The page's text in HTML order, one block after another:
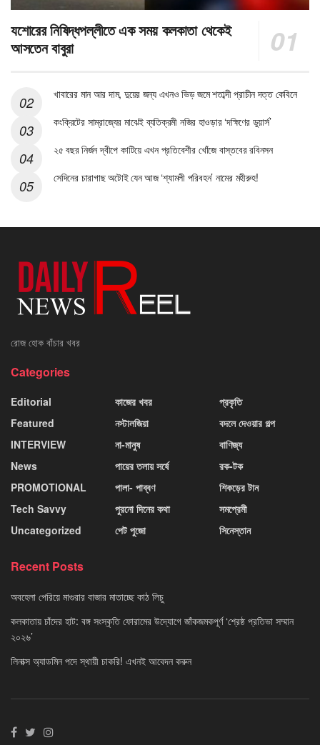
যশোরের নিষিদ্ধপল্লীতে এক সময় কলকাতা থেকেই
আসতেন বাবুরা
খাবারের মান আর দাম, দুয়ের জন্য এখনও ভিড় জমে শতাব্দী প্রাচীন দত্ত কেবিনে
কংক্রিটের সাম্রাজ্যের মাঝেই ব্যতিক্রমী নজির হাওড়ার ‘দক্ষিণের ডুয়ার্স’
২৫ বছর নির্জন দ্বীপে কাটিয়ে এখন প্রতিবেশীর খোঁজে বাস্তবের রবিনসন
সেদিনের চারাগাছ অটোই যেন আজ ‘শ্যামলী পরিবহন’ নামের মহীরুহ!
রোজ হোক বাঁচার খবর
Categories
Editorial
Featured
INTERVIEW
News
PROMOTIONAL
Tech Savvy
Uncategorized
কাজের খবর
নস্টালজিয়া
না-মানুষ
পায়ের তলায় সর্ষে
পালা- পাব্বণ
পুরনো দিনের কথা
পেট পুজো
প্রকৃতি
বদলে দেওয়ার গল্প
বাণিজ্য
রক-টক
শিকড়ের টান
সমপ্রেমী
সিনেস্তান
Recent Posts
অবহেলা পেরিয়ে মাগুরার বাজার মাতাচ্ছে কাঠ লিচু
কলকাতায় চাঁদের হাট: বঙ্গ সংস্কৃতি ফোরামের উদ্যোগে জাঁকজমকপূর্ণ ‘শ্রেষ্ঠ প্রতিভা সম্মান
২০২৬’
লিনাক্স অ্যাডমিন পদে স্থায়ী চাকরি! এখনই আবেদন করুন